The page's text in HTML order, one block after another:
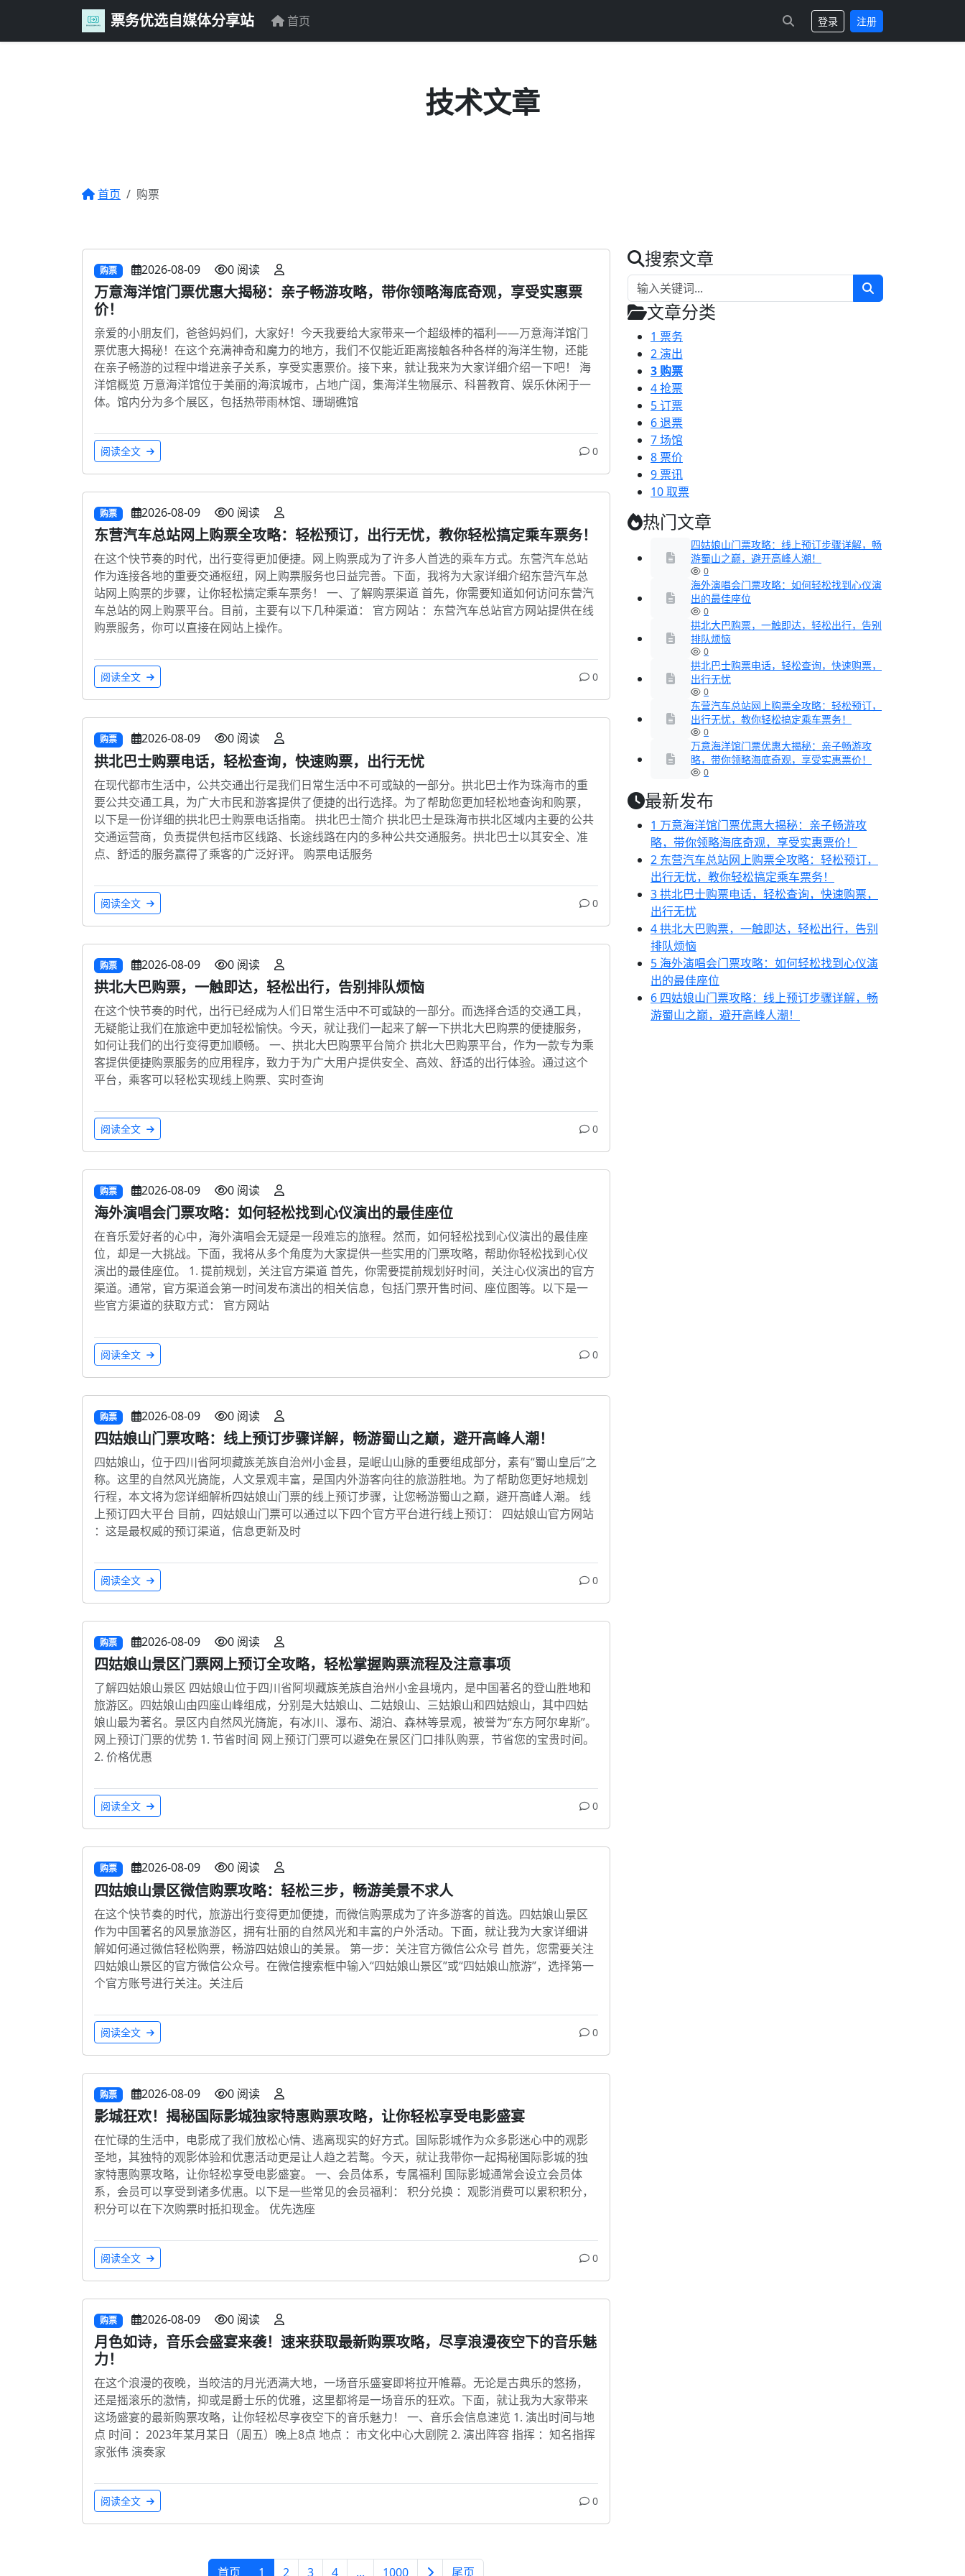
票务优选自媒体分享站 首页 登录 注册
技术文章
首页 购票
购票 2026-08-09 0 阅读
万意海洋馆门票优惠大揭秘：亲子畅游攻略，带你领略海底奇观，享受实惠票
价！
亲爱的小朋友们，爸爸妈妈们，大家好！今天我要给大家带来一个超级棒的福利——万意海洋馆门
票优惠大揭秘！在这个充满神奇和魔力的地方，我们不仅能近距离接触各种各样的海洋生物，还能
在亲子畅游的过程中增进亲子关系，享受实惠票价。接下来，就让我来为大家详细介绍一下吧！ 海
洋馆概览 万意海洋馆位于美丽的海滨城市，占地广阔，集海洋生物展示、科普教育、娱乐休闲于一
体。馆内分为多个展区，包括热带雨林馆、珊瑚礁馆
阅读全文 0
购票 2026-08-09 0 阅读
东营汽车总站网上购票全攻略：轻松预订，出行无忧，教你轻松搞定乘车票务！
在这个快节奏的时代，出行变得更加便捷。网上购票成为了许多人首选的乘车方式。东营汽车总站
作为连接各地的重要交通枢纽，网上购票服务也日益完善。下面，我将为大家详细介绍东营汽车总
站网上购票的步骤，让你轻松搞定乘车票务！ 一、了解购票渠道 首先，你需要知道如何访问东营汽
车总站的网上购票平台。目前，主要有以下几种渠道： 官方网站 ：东营汽车总站官方网站提供在线
购票服务，你可以直接在网站上操作。
阅读全文 0
购票 2026-08-09 0 阅读
拱北巴士购票电话，轻松查询，快速购票，出行无忧
在现代都市生活中，公共交通出行是我们日常生活中不可或缺的一部分。拱北巴士作为珠海市的重
要公共交通工具，为广大市民和游客提供了便捷的出行选择。为了帮助您更加轻松地查询和购票，
以下是一份详细的拱北巴士购票电话指南。 拱北巴士简介 拱北巴士是珠海市拱北区域内主要的公共
交通运营商，负责提供包括市区线路、长途线路在内的多种公共交通服务。拱北巴士以其安全、准
点、舒适的服务赢得了乘客的广泛好评。 购票电话服务
阅读全文 0
购票 2026-08-09 0 阅读
拱北大巴购票，一触即达，轻松出行，告别排队烦恼
在这个快节奏的时代，出行已经成为人们日常生活中不可或缺的一部分。而选择合适的交通工具，
无疑能让我们在旅途中更加轻松愉快。今天，就让我们一起来了解一下拱北大巴购票的便捷服务，
如何让我们的出行变得更加顺畅。 一、拱北大巴购票平台简介 拱北大巴购票平台，作为一款专为乘
客提供便捷购票服务的应用程序，致力于为广大用户提供安全、高效、舒适的出行体验。通过这个
平台，乘客可以轻松实现线上购票、实时查询
阅读全文 0
购票 2026-08-09 0 阅读
海外演唱会门票攻略：如何轻松找到心仪演出的最佳座位
在音乐爱好者的心中，海外演唱会无疑是一段难忘的旅程。然而，如何轻松找到心仪演出的最佳座
位，却是一大挑战。下面，我将从多个角度为大家提供一些实用的门票攻略，帮助你轻松找到心仪
演出的最佳座位。 1. 提前规划，关注官方渠道 首先，你需要提前规划好时间，关注心仪演出的官方
渠道。通常，官方渠道会第一时间发布演出的相关信息，包括门票开售时间、座位图等。以下是一
些官方渠道的获取方式： 官方网站
阅读全文 0
购票 2026-08-09 0 阅读
四姑娘山门票攻略：线上预订步骤详解，畅游蜀山之巅，避开高峰人潮！
四姑娘山，位于四川省阿坝藏族羌族自治州小金县，是岷山山脉的重要组成部分，素有“蜀山皇后”之
称。这里的自然风光旖旎，人文景观丰富，是国内外游客向往的旅游胜地。为了帮助您更好地规划
行程，本文将为您详细解析四姑娘山门票的线上预订步骤，让您畅游蜀山之巅，避开高峰人潮。 线
上预订四大平台 目前，四姑娘山门票可以通过以下四个官方平台进行线上预订： 四姑娘山官方网站
：这是最权威的预订渠道，信息更新及时
阅读全文 0
购票 2026-08-09 0 阅读
四姑娘山景区门票网上预订全攻略，轻松掌握购票流程及注意事项
了解四姑娘山景区 四姑娘山位于四川省阿坝藏族羌族自治州小金县境内，是中国著名的登山胜地和
旅游区。四姑娘山由四座山峰组成，分别是大姑娘山、二姑娘山、三姑娘山和四姑娘山，其中四姑
娘山最为著名。景区内自然风光旖旎，有冰川、瀑布、湖泊、森林等景观，被誉为“东方阿尔卑斯”。
网上预订门票的优势 1. 节省时间 网上预订门票可以避免在景区门口排队购票，节省您的宝贵时间。
2. 价格优惠
阅读全文 0
购票 2026-08-09 0 阅读
四姑娘山景区微信购票攻略：轻松三步，畅游美景不求人
在这个快节奏的时代，旅游出行变得更加便捷，而微信购票成为了许多游客的首选。四姑娘山景区
作为中国著名的风景旅游区，拥有壮丽的自然风光和丰富的户外活动。下面，就让我为大家详细讲
解如何通过微信轻松购票，畅游四姑娘山的美景。 第一步：关注官方微信公众号 首先，您需要关注
四姑娘山景区的官方微信公众号。在微信搜索框中输入“四姑娘山景区”或“四姑娘山旅游”，选择第一
个官方账号进行关注。关注后
阅读全文 0
购票 2026-08-09 0 阅读
影城狂欢！揭秘国际影城独家特惠购票攻略，让你轻松享受电影盛宴
在忙碌的生活中，电影成了我们放松心情、逃离现实的好方式。国际影城作为众多影迷心中的观影
圣地，其独特的观影体验和优惠活动更是让人趋之若鹜。今天，就让我带你一起揭秘国际影城的独
家特惠购票攻略，让你轻松享受电影盛宴。 一、会员体系，专属福利 国际影城通常会设立会员体
系，会员可以享受到诸多优惠。以下是一些常见的会员福利： 积分兑换 ：观影消费可以累积积分，
积分可以在下次购票时抵扣现金。 优先选座
阅读全文 0
购票 2026-08-09 0 阅读
月色如诗，音乐会盛宴来袭！速来获取最新购票攻略，尽享浪漫夜空下的音乐魅
力！
在这个浪漫的夜晚，当皎洁的月光洒满大地，一场音乐盛宴即将拉开帷幕。无论是古典乐的悠扬，
还是摇滚乐的激情，抑或是爵士乐的优雅，这里都将是一场音乐的狂欢。下面，就让我为大家带来
这场盛宴的最新购票攻略，让你轻松尽享夜空下的音乐魅力！ 一、音乐会信息速览 1. 演出时间与地
点 时间 ：2023年某月某日（周五）晚上8点 地点 ：市文化中心大剧院 2. 演出阵容 指挥 ：知名指挥
家张伟 演奏家
阅读全文 0
首页 1 2 3 4 ... 1000 尾页
搜索文章
文章分类
1 票务
2演出
3 购票
4抢票
5订票
6退票
7场馆
8票价
9票讯
10取票
热门文章
四姑娘山门票攻略：线上预订步骤详解，畅
游蜀山之巅，避开高峰人潮！
0
海外演唱会门票攻略：如何轻松找到心仪演
出的最佳座位
0
拱北大巴购票，一触即达，轻松出行，告别
排队烦恼
0
拱北巴士购票电话，轻松查询，快速购票，
出行无忧
0
东营汽车总站网上购票全攻略：轻松预订，
出行无忧，教你轻松搞定乘车票务！
0
万意海洋馆门票优惠大揭秘：亲子畅游攻
略，带你领略海底奇观，享受实惠票价！
0
最新发布
1 万意海洋馆门票优惠大揭秘：亲子畅游攻
略，带你领略海底奇观，享受实惠票价！
2 东营汽车总站网上购票全攻略：轻松预订，
出行无忧，教你轻松搞定乘车票务！
3拱北巴士购票电话，轻松查询，快速购票，
出行无忧
4拱北大巴购票，一触即达，轻松出行，告别
排队烦恼
5 海外演唱会门票攻略：如何轻松找到心仪演
出的最佳座位
6 四姑娘山门票攻略：线上预订步骤详解，畅
游蜀山之巅，避开高峰人潮！